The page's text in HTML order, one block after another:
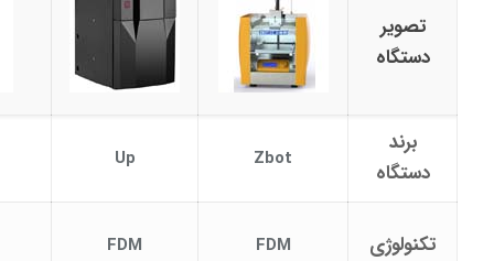
تصویر
دستگاه
برند
دستگاه
Zbot
Up
تکنولوژی FDM
FDM